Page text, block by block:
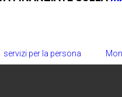
servizi per la persona